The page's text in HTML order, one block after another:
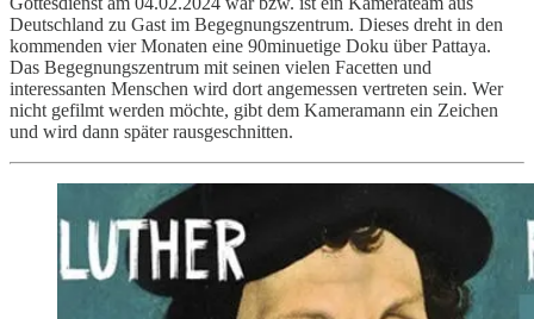
Deutschland zu Gast im Begegnungszentrum. Dieses dreht in den
kommenden vier Monaten eine 90minuetige Doku über Pattaya.
Das Begegnungszentrum mit seinen vielen Facetten und
interessanten Menschen wird dort angemessen vertreten sein. Wer
nicht gefilmt werden möchte, gibt dem Kameramann ein Zeichen
und wird dann später rausgeschnitten.